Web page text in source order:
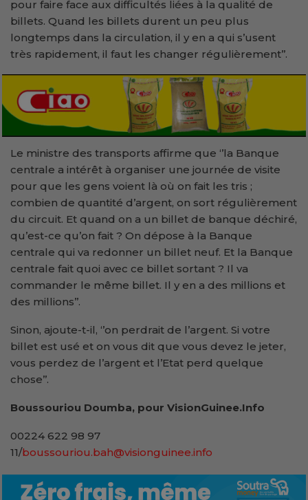
pour faire face aux difficultés liées à la qualité de
billets. Quand les billets durent un peu plus
longtemps dans la circulation, il y en a qui s’usent
très rapidement, il faut les changer régulièrement’’.
Le ministre des transports affirme que ‘’la Banque
centrale a intérêt à organiser une journée de visite
pour que les gens voient là où on fait les tris ;
combien de quantité d’argent, on sort régulièrement
du circuit. Et quand on a un billet de banque déchiré,
qu’est-ce qu’on fait ? On dépose à la Banque
centrale qui va redonner un billet neuf. Et la Banque
centrale fait quoi avec ce billet sortant ? Il va
commander le même billet. Il y en a des millions et
des millions’’.
Sinon, ajoute-t-il, ‘’on perdrait de l’argent. Si votre
billet est usé et on vous dit que vous devez le jeter,
vous perdez de l’argent et l’Etat perd quelque
chose’’.
Boussouriou Doumba, pour VisionGuinee.Info
00224 622 98 97
11/boussouriou.bah@visionguinee.info